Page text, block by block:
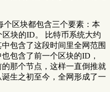
个区块都包含三个要素：本
块的ID。 比特币系统大约
包含了这段时间里全网范围
包含了前一个区块的ID，
那个节点，这样一直倒推就
生之初至今，全网形成了一